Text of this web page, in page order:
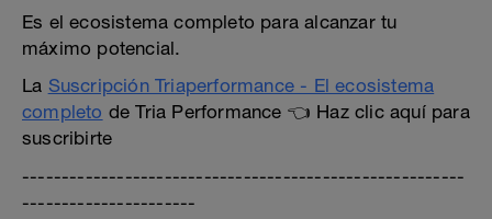
Es el ecosistema completo para alcanzar tu
máximo potencial.
La Suscripción Triaperformance - El ecosistema
completo de Tria Performance 👈 Haz clic aquí para
suscribirte
--------------------------------------------------------
----------------------